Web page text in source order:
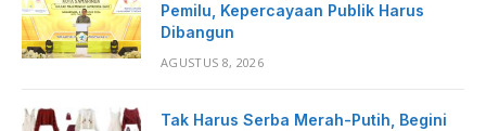
Pemilu, Kepercayaan Publik Harus
Dibangun
AGUSTUS 8, 2026
Tak Harus Serba Merah-Putih, Begini